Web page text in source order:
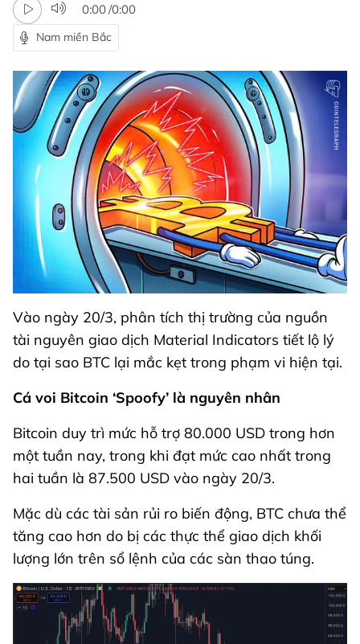
0:00/0:00
Nam miền Bắc
Vào ngày 20/3, phân tích thị trường của nguồn
tài nguyên giao dịch Material Indicators tiết lộ lý
do tại sao BTC lại mắc kẹt trong phạm vi hiện tại.
Cá voi Bitcoin ‘Spoofy’ là nguyên nhân
Bitcoin duy trì mức hỗ trợ 80.000 USD trong hơn
một tuần nay, trong khi đạt mức cao nhất trong
hai tuần là 87.500 USD vào ngày 20/3.
Mặc dù các tài sản rủi ro biến động, BTC chưa thể
tăng cao hơn do bị các thực thể giao dịch khối
lượng lớn trên sổ lệnh của các sàn thao túng.